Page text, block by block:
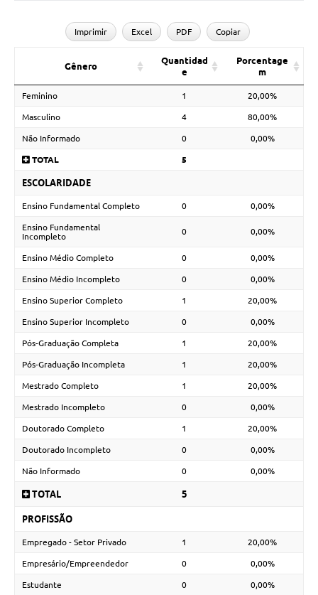
Imprimir Excel PDF Copiar
Gênero
Quantidad
e
Porcentage
m
Feminino 1 20,00%
Masculino 4 80,00%
Não Informado 0 0,00%
TOTAL 5
ESCOLARIDADE
Ensino Fundamental Completo 0 0,00%
Ensino Fundamental
Incompleto
0 0,00%
Ensino Médio Completo 0 0,00%
Ensino Médio Incompleto 0 0,00%
Ensino Superior Completo 1 20,00%
Ensino Superior Incompleto 0 0,00%
Pós-Graduação Completa 1 20,00%
Pós-Graduação Incompleta 1 20,00%
Mestrado Completo 1 20,00%
Mestrado Incompleto 0 0,00%
Doutorado Completo 1 20,00%
Doutorado Incompleto 0 0,00%
Não Informado 0 0,00%
TOTAL
5
PROFISSÃO
Empregado - Setor Privado 1 20,00%
Empresário/Empreendedor 0 0,00%
Estudante 0 0,00%